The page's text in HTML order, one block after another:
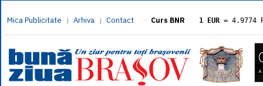
Mica Publicitate | Arhiva | Contact Curs BNR 1 EUR = 4.9774
= 5.8304
1 XAU= 464.4611
1 AED= 1.1933
1 AUD= 2.7957
1 BGN= 2.5449